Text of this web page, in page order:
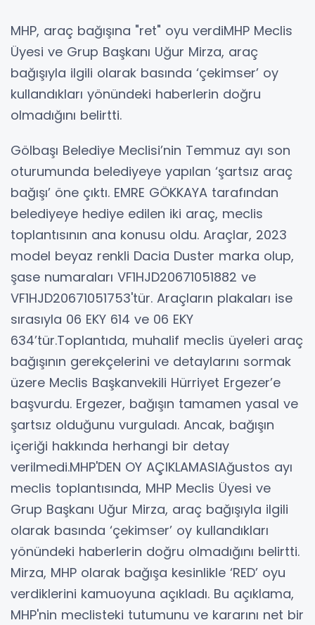
MHP, araç bağışına "ret" oyu verdiMHP Meclis
Üyesi ve Grup Başkanı Uğur Mirza, araç
bağışıyla ilgili olarak basında ‘çekimser’ oy
kullandıkları yönündeki haberlerin doğru
olmadığını belirtti.
Gölbaşı Belediye Meclisi’nin Temmuz ayı son
oturumunda belediyeye yapılan ‘şartsız araç
bağışı’ öne çıktı. EMRE GÖKKAYA tarafından
belediyeye hediye edilen iki araç, meclis
toplantısının ana konusu oldu. Araçlar, 2023
model beyaz renkli Dacia Duster marka olup,
şase numaraları VF1HJD20671051882 ve
VF1HJD20671051753'tür. Araçların plakaları ise
sırasıyla 06 EKY 614 ve 06 EKY
634’tür.Toplantıda, muhalif meclis üyeleri araç
bağışının gerekçelerini ve detaylarını sormak
üzere Meclis Başkanvekili Hürriyet Ergezer’e
başvurdu. Ergezer, bağışın tamamen yasal ve
şartsız olduğunu vurguladı. Ancak, bağışın
içeriği hakkında herhangi bir detay
verilmedi.MHP'DEN OY AÇIKLAMASIAğustos ayı
meclis toplantısında, MHP Meclis Üyesi ve
Grup Başkanı Uğur Mirza, araç bağışıyla ilgili
olarak basında ‘çekimser’ oy kullandıkları
yönündeki haberlerin doğru olmadığını belirtti.
Mirza, MHP olarak bağışa kesinlikle ‘RED’ oyu
verdiklerini kamuoyuna açıkladı. Bu açıklama,
MHP'nin meclisteki tutumunu ve kararını net bir